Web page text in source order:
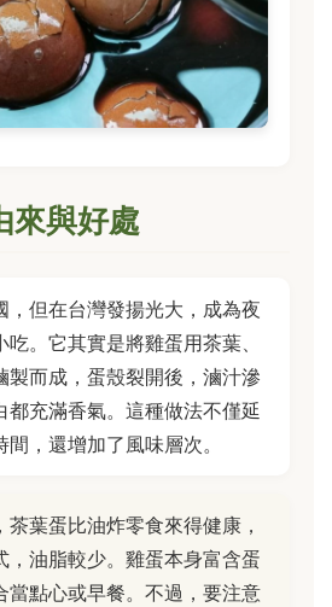
來與好處
，但在台灣發揚光大，成為夜
。它其實是將雞蛋用茶葉、
製而成，蛋殼裂開後，滷汁滲
都充滿香氣。這種做法不僅延
，還增加了風味層次。
葉蛋比油炸零食來得健康，
，油脂較少。雞蛋本身富含蛋
當點心或早餐。不過，要注意